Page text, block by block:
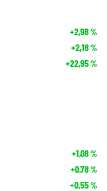
+2,98%
+2,18%
+22,95%
+1,08%
+0,78%
+0,55%